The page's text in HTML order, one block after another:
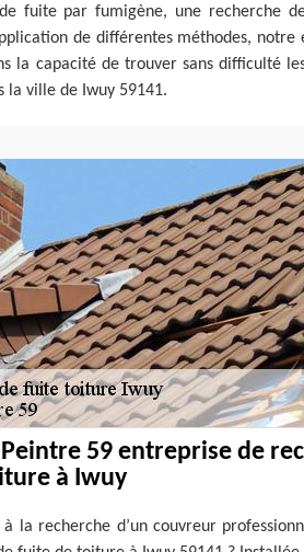
fuite par fumigène, une recherche
de différentes méthodes, notre
la capacité de trouver sans difficulté
la ville de Iwuy 59141.
Peintre 59 entreprise de
à Iwuy
à la recherche d’un couvreur